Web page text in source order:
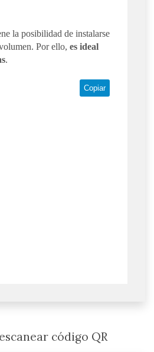
la posibilidad de instalarse
Por ello, es ideal
.
Copiar
código QR